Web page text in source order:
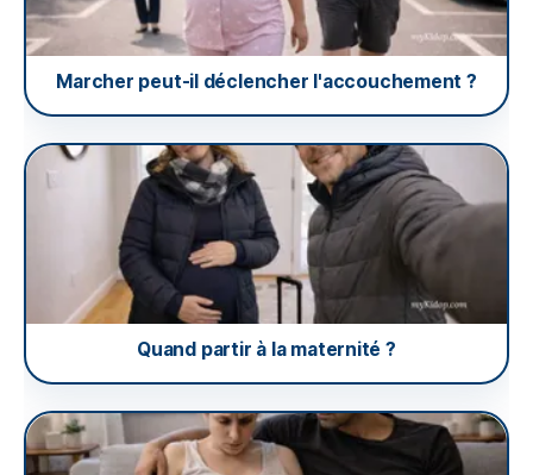
Marcher peut-il déclencher l'accouchement ?
Quand partir à la maternité ?